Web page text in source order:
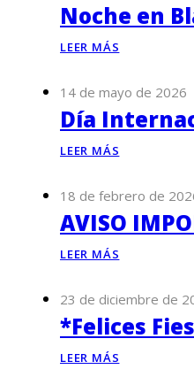
Noche en
LEER MÁS
14 de mayo de 2026
Día
LEER MÁS
18 de febrero de
AVISO
LEER MÁS
23 de diciembre de
*Felices
LEER MÁS